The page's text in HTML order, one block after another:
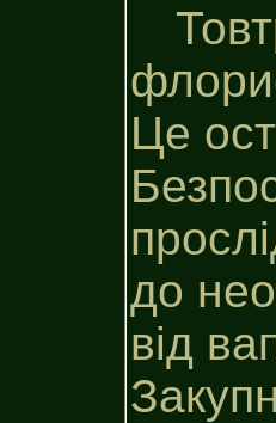
Це
до
від